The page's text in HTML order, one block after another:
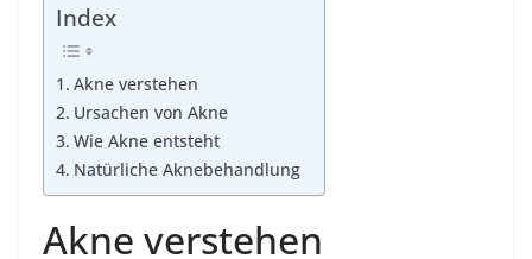
Index
Akne verstehen
Ursachen von Akne
Wie Akne entsteht
Natürliche Aknebehandlung
Akne verstehen